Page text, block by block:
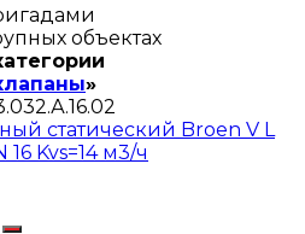
объектах
»
статический Broen V L
Kvs=14 м3/ч